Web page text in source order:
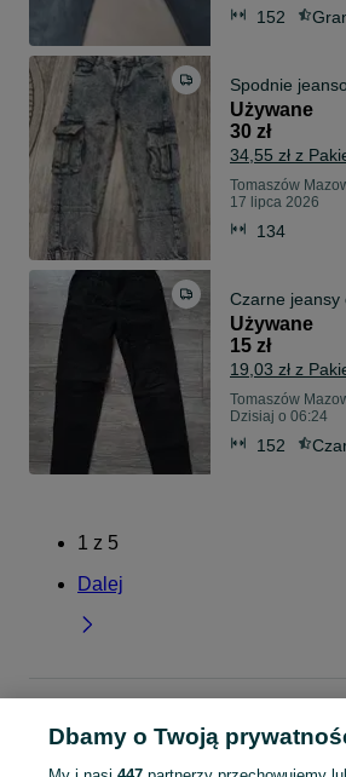
152
Spodnie
Używane
30 zł
34,55 zł z
Tomaszów
17 lipca 2026
134
Czarne jeansy
Używane
15 zł
19,03 zł z
Tomaszów
Dzisiaj o 06:24
152
1 z 5
Dalej
Jeansy
Jeansy - Łódzkie Jeansy - Tomaszów
Dbamy o Twoją